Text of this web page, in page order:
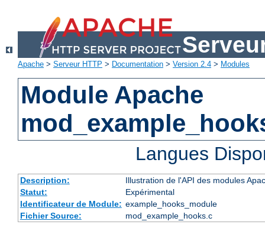
Apache > Serveur HTTP > Documentation > Version 2.4 > Modules
Module Apache
Langues
Description:
Illustration de l'API des modules
Statut:
Expérimental
Identificateur de Module: example_hooks_module
Fichier Source:
mod_example_hooks.c